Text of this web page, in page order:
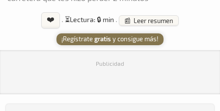
❤️ · ⏳Lectura: 🔒 min · 📰 Leer resumen
¡Regístrategratis y consigue más!
Publicidad